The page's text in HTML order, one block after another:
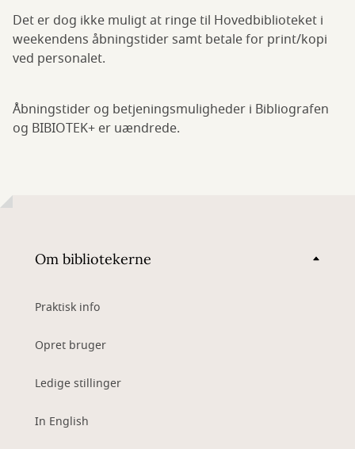
Det er dog ikke muligt at ringe til Hovedbiblioteket i
weekendens åbningstider samt betale for print/kopi
ved personalet.
Åbningstider og betjeningsmuligheder i Bibliografen
og BIBIOTEK+ er uændrede.
Om bibliotekerne
Praktisk info
Opret bruger
Ledige stillinger
In English